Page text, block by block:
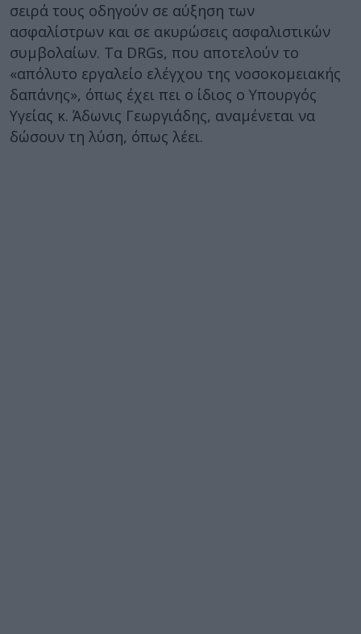
σειρά τους οδηγούν σε αύξηση των
ασφαλίστρων και σε ακυρώσεις ασφαλιστικών
συμβολαίων. Τα DRGs, που αποτελούν το
«απόλυτο εργαλείο ελέγχου της νοσοκομειακής
δαπάνης», όπως έχει πει ο ίδιος ο Υπουργός
Υγείας κ. Άδωνις Γεωργιάδης, αναμένεται να
δώσουν τη λύση, όπως λέει.